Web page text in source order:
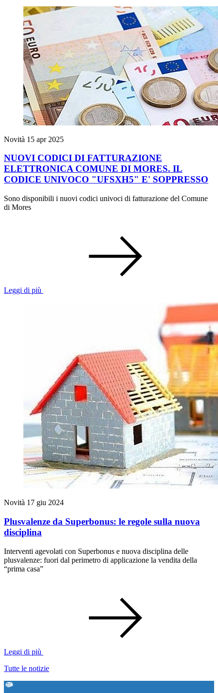
Novità 15 apr 2025
NUOVI CODICI DI FATTURAZIONE
ELETTRONICA COMUNE DI MORES. IL
CODICE UNIVOCO "UFSXH5" E' SOPPRESSO
Sono disponibili i nuovi codici univoci di fatturazione del Comune
di Mores
Leggi di più
Novità 17 giu 2024
Plusvalenze da Superbonus: le regole sulla nuova
disciplina
Interventi agevolati con Superbonus e nuova disciplina delle
plusvalenze: fuori dal perimetro di applicazione la vendita della
“prima casa”
Leggi di più
Tutte le notizie